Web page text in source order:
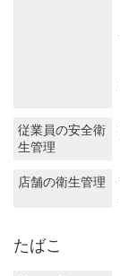
従業員の安全衛
生管理
店舗の衛生管理
たばこ